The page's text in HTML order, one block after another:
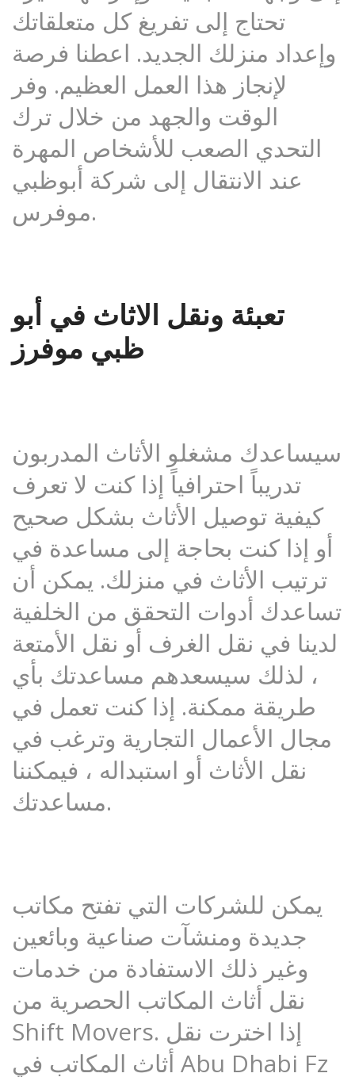
تحتاج إلى تفريغ كل متعلقاتك
وإعداد منزلك الجديد. اعطنا فرصة
لإنجاز هذا العمل العظيم. وفر
الوقت والجهد من خلال ترك
التحدي الصعب للأشخاص المهرة
عند الانتقال إلى شركة أبوظبي
تعبئة ونقل الاثاث في أبو
ظبي موفرز
سيساعدك مشغلو الأثاث المدربون
تدريباً احترافياً إذا كنت لا تعرف
كيفية توصيل الأثاث بشكل صحيح
أو إذا كنت بحاجة إلى مساعدة في
ترتيب الأثاث في منزلك. يمكن أن
تساعدك أدوات التحقق من الخلفية
لدينا في نقل الغرف أو نقل الأمتعة
، لذلك سيسعدهم مساعدتك بأي
طريقة ممكنة. إذا كنت تعمل في
مجال الأعمال التجارية وترغب في
نقل الأثاث أو استبداله ، فيمكننا
يمكن للشركات التي تفتح مكاتب
جديدة ومنشآت صناعية وبائعين
وغير ذلك الاستفادة من خدمات
نقل أثاث المكاتب الحصرية من
Shift Movers. إذا اخترت نقل
أثاث المكاتب في Abu Dhabi Fz